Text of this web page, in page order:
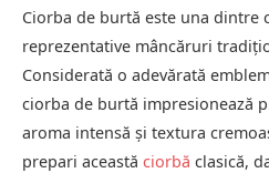
Ciorba de burtă este una dintre
reprezentative mâncăruri
Considerată o adevărată
ciorba de burtă impresionează
aroma intensă și textura
prepari această ciorbă clasică,